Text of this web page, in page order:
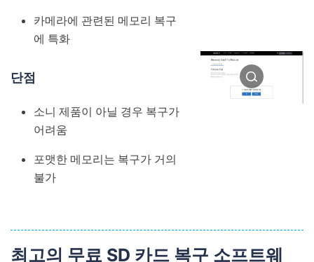
카메라에 관련된 메모리 복구
에 특화
단점
소니 제품이 아닐 경우 복구가
어려움
포맷한 메모리는 복구가 거의
불가
최고의 무료 SD 카드 복구 소프트웨